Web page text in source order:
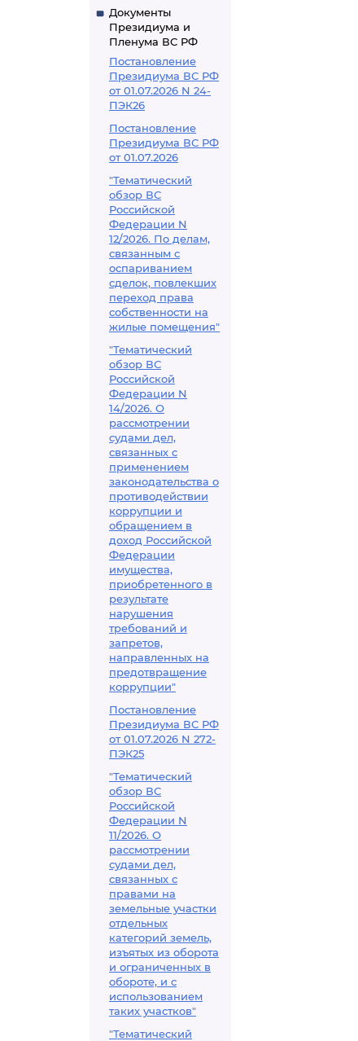
Документы
Президиума и
Пленума ВС РФ
Постановление
Президиума ВС РФ
от 01.07.2026 N 24-
ПЭК26
Постановление
Президиума ВС РФ
от 01.07.2026
"Тематический
обзор ВС
Российской
Федерации N
12/2026. По делам,
связанным с
оспариванием
сделок, повлекших
переход права
собственности на
жилые помещения"
"Тематический
обзор ВС
Российской
Федерации N
14/2026. О
рассмотрении
судами дел,
связанных с
применением
законодательства о
противодействии
коррупции и
обращением в
доход Российской
Федерации
имущества,
приобретенного в
результате
нарушения
требований и
запретов,
направленных на
предотвращение
коррупции"
Постановление
Президиума ВС РФ
от 01.07.2026 N 272-
ПЭК25
"Тематический
обзор ВС
Российской
Федерации N
11/2026. О
рассмотрении
судами дел,
связанных с
правами на
земельные участки
отдельных
категорий земель,
изъятых из оборота
и ограниченных в
обороте, и с
использованием
таких участков"
"Тематический